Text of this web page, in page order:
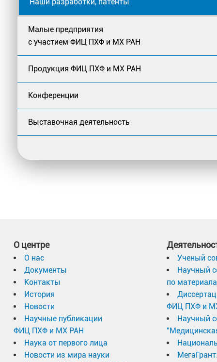
Малые предприятия
с участием ФИЦ ПХФ и МХ РАН
Продукция ФИЦ ПХФ и МХ РАН
Конференции
Выставочная деятельность
О центре
О нас
Документы
Контакты
История
Новости
Научные публикации
ФИЦ ПХФ и МХ РАН
Наука от первого лица
Новости из мира науки
Ученый
Научный
по
ФИЦ ПХФ и
Научный